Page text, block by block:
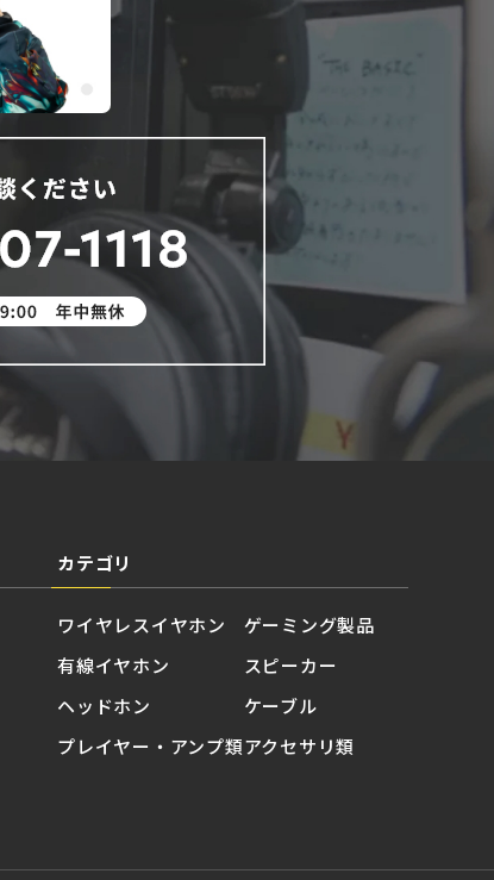
カテゴリ
ワイヤレスイヤホン
有線イヤホン
ヘッドホン
プレイヤー・アンプ類
ゲーミング製品
スピーカー
ケーブル
アクセサリ類